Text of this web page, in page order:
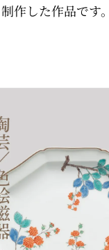
作した作品です